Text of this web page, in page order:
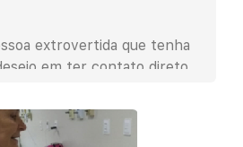
extrovertida que tenha
em ter contato direto